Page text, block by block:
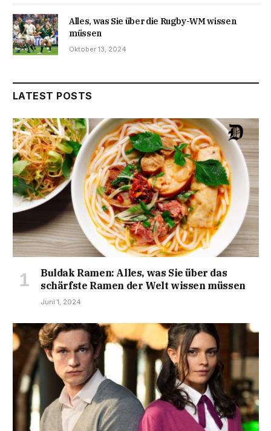
Alles, was Sie über die Rugby-WM wissen
müssen
Oktober 13, 2024
LATEST POSTS
Buldak Ramen: Alles, was Sie über das
schärfste Ramen der Welt wissen müssen
Juni 1, 2024